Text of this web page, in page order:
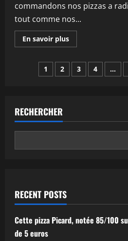
conseils
commandons nos pizzas a
tout comme nos...
En savoir plusEn
savoir
Découvrez
menu
2026
choisissez
repas
Pagination
publications
1 2 3 4 …
RECHERCHER
RECENT POSTS
Cette pizza Picard, notée 85/100
de 5 euros